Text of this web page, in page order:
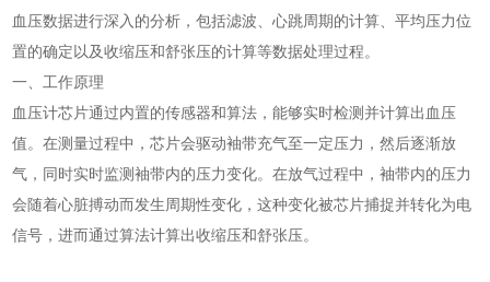
血压数据进行深入的分析，包括滤波、心跳周期的计算、平均压力位
置的确定以及收缩压和舒张压的计算等数据处理过程。
一、工作原理
血压计芯片通过内置的传感器和算法，能够实时检测并计算出血压
值。在测量过程中，芯片会驱动袖带充气至一定压力，然后逐渐放
气，同时实时监测袖带内的压力变化。在放气过程中，袖带内的压力
会随着心脏搏动而发生周期性变化，这种变化被芯片捕捉并转化为电
信号，进而通过算法计算出收缩压和舒张压。